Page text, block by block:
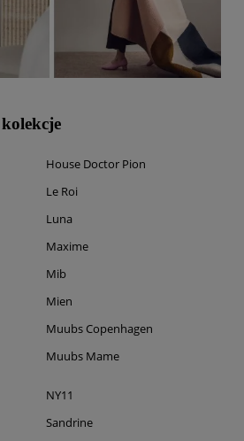
House Doctor Pion
Le Roi
Luna
Maxime
Mib
Mien
Muubs Copenhagen
Muubs Mame
NY11
Sandrine